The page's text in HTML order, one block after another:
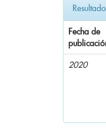
Fecha de
2020